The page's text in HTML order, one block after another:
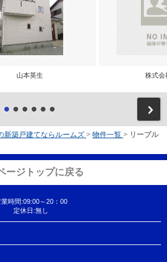
山本英生 株式会
新築戸建てならルームズ > 物件一覧 > リーブル
ージトップに戻る
業時間:09:00～20：00
定休日:無し